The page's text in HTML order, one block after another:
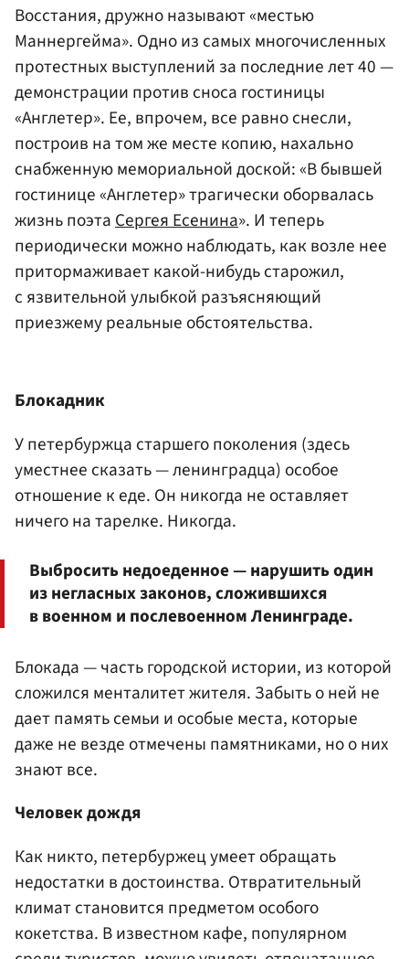
Восстания, дружно называют «местью
Маннергейма». Одно из самых многочисленных
протестных выступлений за последние лет 40 —
демонстрации против сноса гостиницы
«Англетер». Ее, впрочем, все равно снесли,
построив на том же месте копию, нахально
снабженную мемориальной доской: «В бывшей
гостинице «Англетер» трагически оборвалась
жизнь поэтаСергея Есенина». И теперь
периодически можно наблюдать, как возле нее
притормаживает какой-нибудь старожил,
с язвительной улыбкой разъясняющий
приезжему реальные обстоятельства.
Блокадник
У петербуржца старшего поколения (здесь
уместнее сказать — ленинградца) особое
отношение к еде. Он никогда не оставляет
ничего на тарелке. Никогда.
Выбросить недоеденное — нарушить один
из негласных законов, сложившихся
в военном и послевоенном Ленинграде.
Блокада — часть городской истории, из которой
сложился менталитет жителя. Забыть о ней не
дает память семьи и особые места, которые
даже не везде отмечены памятниками, но о них
знают все.
Человек дождя
Как никто, петербуржец умеет обращать
недостатки в достоинства. Отвратительный
климат становится предметом особого
кокетства. В известном кафе, популярном